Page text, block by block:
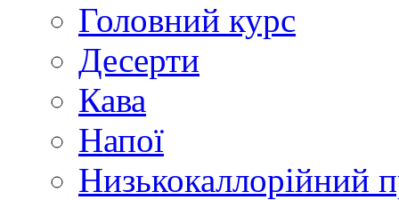
Головний курс
Десерти
Кава
Напої
Низькокаллорійний